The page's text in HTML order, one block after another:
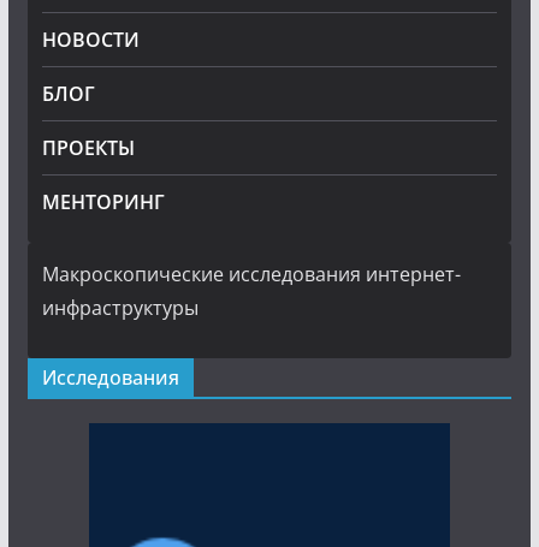
НОВОСТИ
БЛОГ
ПРОЕКТЫ
МЕНТОРИНГ
Макроскопические исследования интернет-
инфраструктуры
Исследования